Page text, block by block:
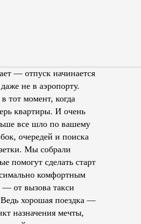
— отпуск начинается
не в аэропорту.
тот момент, когда
квартиры. И очень
все шло по вашему
очередей и поиска
Мы собрали
помогут сделать старт
комфортным
— от вызова такси
хорошая поездка —
назначения мечты,